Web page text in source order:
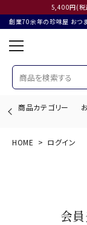
5,400円(税
創業70余年の珍味屋 おつ
商品カテゴリー
ようこそ ゲスト 様
HOME ログイン
会